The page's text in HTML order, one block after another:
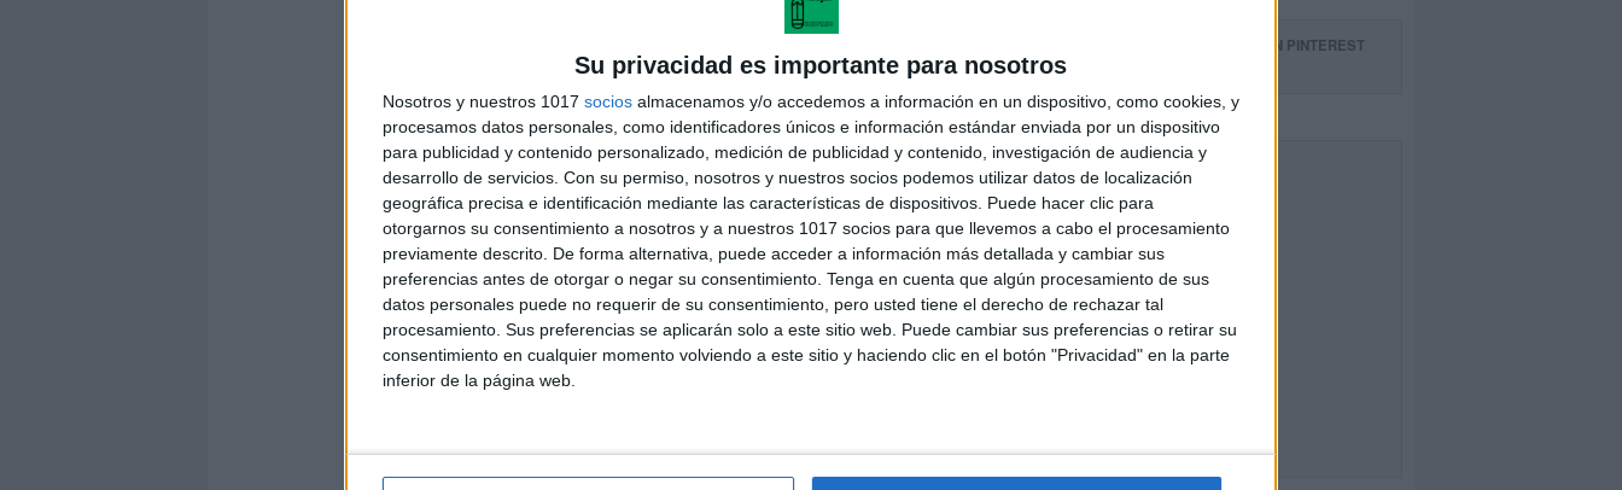
Su privacidad es importante para nosotros
Nosotros y nuestros 1017 socios almacenamos y/o accedemos a información en un dispositivo, como cookies, y
procesamos datos personales, como identificadores únicos e información estándar enviada por un dispositivo
para publicidad y contenido personalizado, medición de publicidad y contenido, investigación de audiencia y
desarrollo de servicios. Con su permiso, nosotros y nuestros socios podemos utilizar datos de localización
geográfica precisa e identificación mediante las características de dispositivos. Puede hacer clic para
otorgarnos su consentimiento a nosotros y a nuestros 1017 socios para que llevemos a cabo el procesamiento
previamente descrito. De forma alternativa, puede acceder a información más detallada y cambiar sus
preferencias antes de otorgar o negar su consentimiento. Tenga en cuenta que algún procesamiento de sus
datos personales puede no requerir de su consentimiento, pero usted tiene el derecho de rechazar tal
procesamiento. Sus preferencias se aplicarán solo a este sitio web. Puede cambiar sus preferencias o retirar su
consentimiento en cualquier momento volviendo a este sitio y haciendo clic en el botón "Privacidad" en la parte
inferior de la página web.
SIGUE NUESTROS TABLEROS EN PINTEREST